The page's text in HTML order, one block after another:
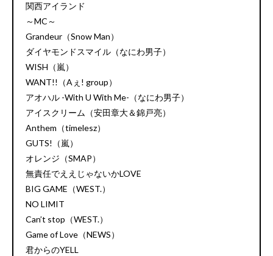
関西アイランド
～MC～
Grandeur（Snow Man）
ダイヤモンドスマイル（なにわ男子）
WISH（嵐）
WANT!!（Aぇ! group）
アオハル -With U With Me-（なにわ男子）
アイスクリーム（安田章大＆錦戸亮）
Anthem（timelesz）
GUTS!（嵐）
オレンジ（SMAP）
無責任でええじゃないかLOVE
BIG GAME（WEST.）
NO LIMIT
Can’t stop（WEST.）
Game of Love（NEWS）
君からのYELL